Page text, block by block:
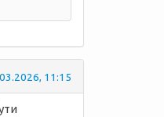
11:15